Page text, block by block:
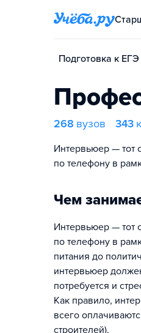
Подготовка к
268 вузов 343
Интервьюер — тот
по телефону в
Чем
Интервьюер — тот
по телефону в
питания до
интервьюер
потребуется и
Как правило,
всего
строителей).